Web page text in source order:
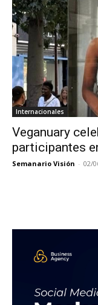
Internacionales
Veganuary
participantes
Semanario Visión - 02/